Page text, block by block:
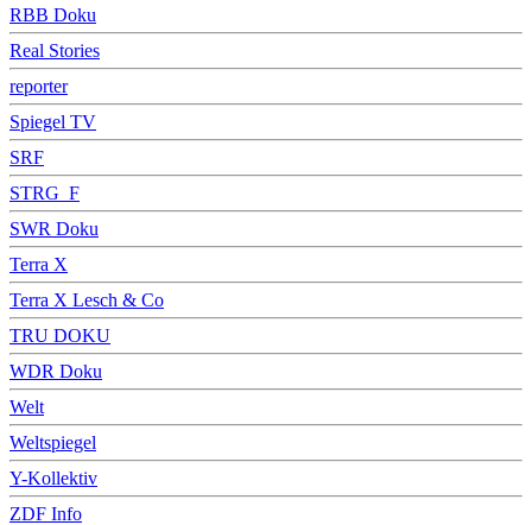
RBB Doku
Real Stories
reporter
Spiegel TV
SRF
STRG_F
SWR Doku
Terra X
Terra X Lesch & Co
TRU DOKU
WDR Doku
Welt
Weltspiegel
Y-Kollektiv
ZDF Info